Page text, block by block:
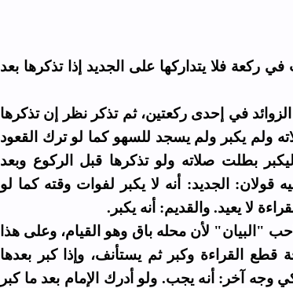
ركعة فلا يتداركها على الجديد إذا تذكرها بعد
في إحدى ركعتين، ثم تذكر نظر إن تذكرها
ولم يكبر ولم يسجد للسهو كما لو ترك القعود
بطلت صلاته ولو تذكرها قبل الركوع وبعد
قولان: الجديد: أنه لا يكبر لفوات وقته كما لو
لا يعيد. والقديم: أنه يكبر.
"البيان" لأن محله باق وهو القيام، وعلى هذا
قطع القراءة وكبر ثم يستأنف، وإذا كبر بعدها
آخر: أنه يجب. ولو أدرك الإمام بعد ما كبر